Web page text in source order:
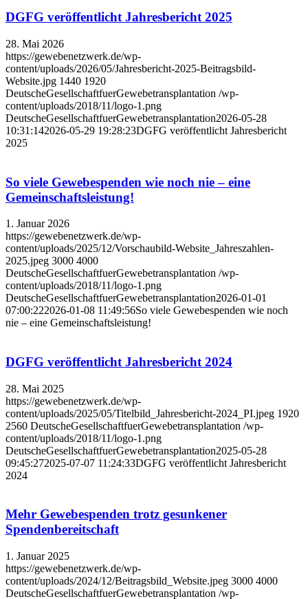
DGFG veröffentlicht Jahresbericht 2025
28. Mai 2026
https://gewebenetzwerk.de/wp-
content/uploads/2026/05/Jahresbericht-2025-Beitragsbild-
Website.jpg 1440 1920
DeutscheGesellschaftfuerGewebetransplantation /wp-
content/uploads/2018/11/logo-1.png
DeutscheGesellschaftfuerGewebetransplantation2026-05-28
10:31:142026-05-29 19:28:23DGFG veröffentlicht Jahresbericht
2025
So viele Gewebespenden wie noch nie – eine
Gemeinschaftsleistung!
1. Januar 2026
https://gewebenetzwerk.de/wp-
content/uploads/2025/12/Vorschaubild-Website_Jahreszahlen-
2025.jpeg 3000 4000
DeutscheGesellschaftfuerGewebetransplantation /wp-
content/uploads/2018/11/logo-1.png
DeutscheGesellschaftfuerGewebetransplantation2026-01-01
07:00:222026-01-08 11:49:56So viele Gewebespenden wie noch
nie – eine Gemeinschaftsleistung!
DGFG veröffentlicht Jahresbericht 2024
28. Mai 2025
https://gewebenetzwerk.de/wp-
content/uploads/2025/05/Titelbild_Jahresbericht-2024_PI.jpeg 1920
2560 DeutscheGesellschaftfuerGewebetransplantation /wp-
content/uploads/2018/11/logo-1.png
DeutscheGesellschaftfuerGewebetransplantation2025-05-28
09:45:272025-07-07 11:24:33DGFG veröffentlicht Jahresbericht
2024
Mehr Gewebespenden trotz gesunkener
Spendenbereitschaft
1. Januar 2025
https://gewebenetzwerk.de/wp-
content/uploads/2024/12/Beitragsbild_Website.jpeg 3000 4000
DeutscheGesellschaftfuerGewebetransplantation /wp-